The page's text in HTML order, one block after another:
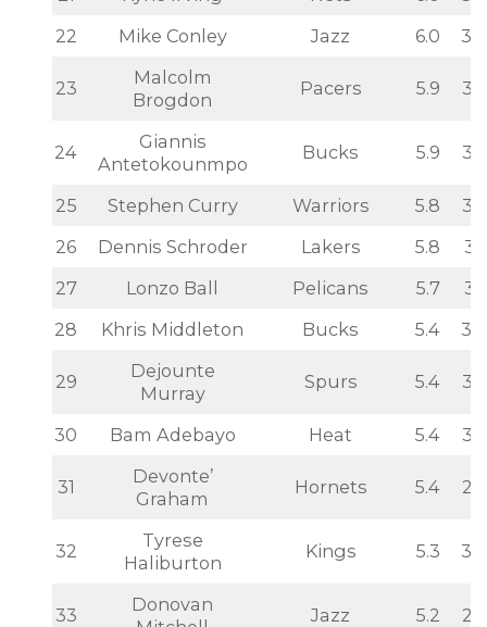
21
Kyrie Irving Nets 6.0
22
Mike Conley Jazz 6.0
23
Malcolm
Brogdon
Pacers 5.9
24
Giannis
Antetokounmpo
Bucks 5.9
25 Stephen Curry Warriors 5.8
26
Dennis Schroder Lakers 5.8
27
Lonzo Ball Pelicans 5.7
28
Khris Middleton Bucks 5.4
29
Dejounte
Murray
Spurs 5.4
30 Bam Adebayo Heat 5.4
31
Devonte’
Graham
Hornets 5.4
32
Tyrese
Haliburton
Kings 5.3
Donovan